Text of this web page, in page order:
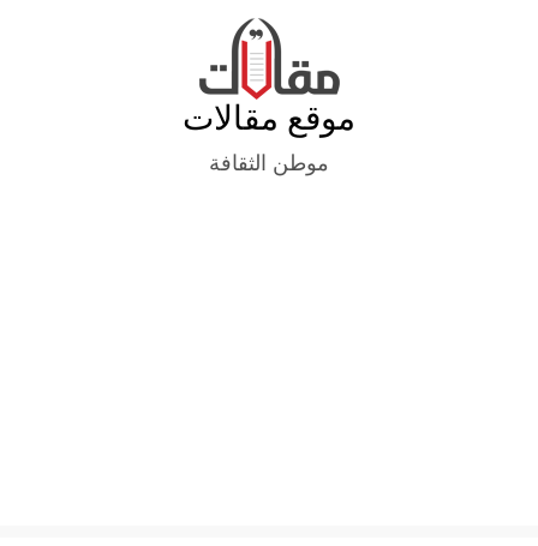
موقع مقالات
موطن الثقافة